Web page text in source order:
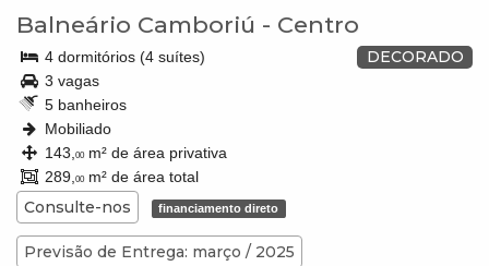
Balneário Camboriú - Centro
DECORADO
4 dormitórios (4 suítes)
3 vagas
5 banheiros
Mobiliado
143, 00m² de área privativa
289, 00m² de área total
Consulte-nos financiamento direto
Previsão de Entrega: março / 2025